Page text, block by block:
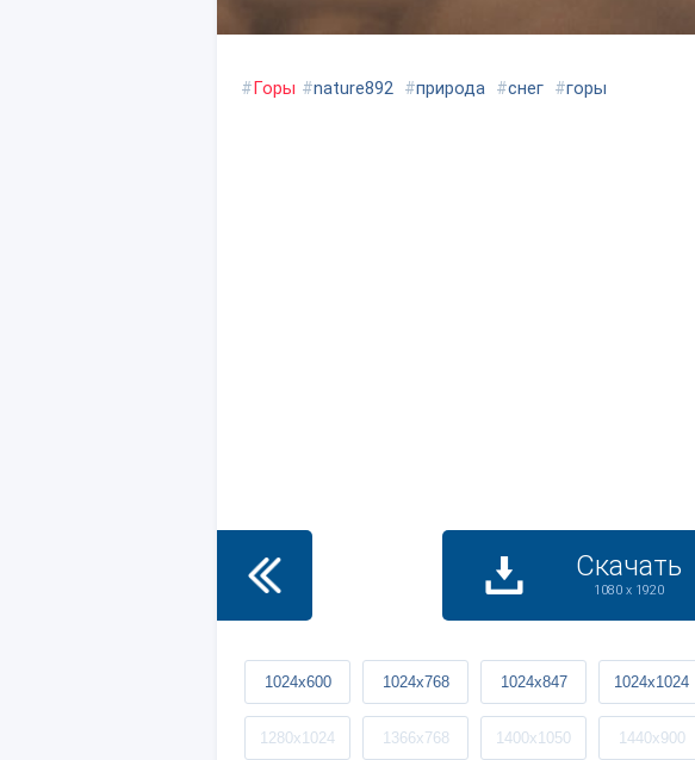
#Горы #nature892 #природа #снег #горы
Скачать
1080 x 1920
1024x600 1024x768 1024x847 1024x1024
1280x1024 1366x768 1400x1050 1440x900